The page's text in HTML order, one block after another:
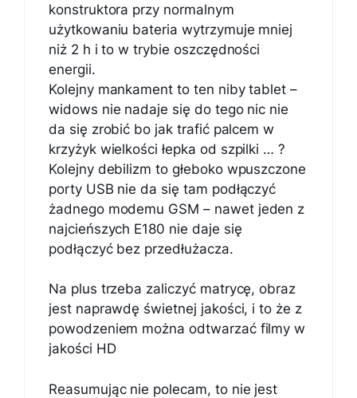
konstruktora przy normalnym
użytkowaniu bateria wytrzymuje mniej
niż 2 h i to w trybie oszczędności
energii.
Kolejny mankament to ten niby tablet –
widows nie nadaje się do tego nic nie
da się zrobić bo jak trafić palcem w
krzyżyk wielkości łepka od szpilki … ?
Kolejny debilizm to głeboko wpuszczone
porty USB nie da się tam podłączyć
żadnego modemu GSM – nawet jeden z
najcieńszych E180 nie daje się
podłączyć bez przedłużacza.
Na plus trzeba zaliczyć matrycę, obraz
jest naprawdę świetnej jakości, i to że z
powodzeniem można odtwarzać filmy w
jakości HD
Reasumując nie polecam, to nie jest